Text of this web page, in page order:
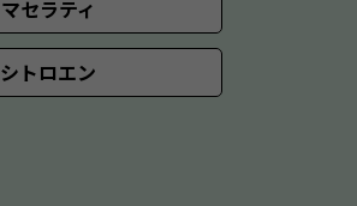
マセラティ
シトロエン